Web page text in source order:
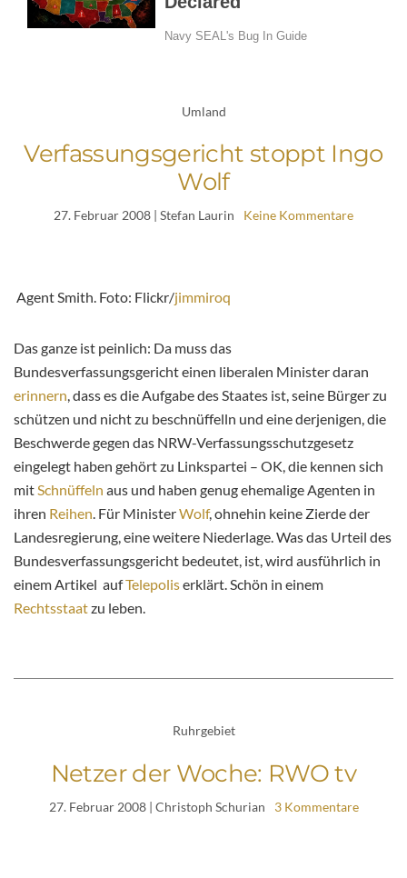
Umland
Verfassungsgericht stoppt Ingo
Wolf
27. Februar 2008 | Stefan Laurin Keine Kommentare
Agent Smith. Foto: Flickr/jimmiroq
Das ganze ist peinlich: Da muss das
Bundesverfassungsgericht einen liberalen Minister daran
erinnern, dass es die Aufgabe des Staates ist, seine Bürger zu
schützen und nicht zu beschnüffelln und eine derjenigen, die
Beschwerde gegen das NRW-Verfassungsschutzgesetz
eingelegt haben gehört zu Linkspartei – OK, die kennen sich
mitSchnüffeln aus und haben genug ehemalige Agenten in
ihren Reihen. Für MinisterWolf, ohnehin keine Zierde der
Landesregierung, eine weitere Niederlage. Was das Urteil des
Bundesverfassungsgericht bedeutet, ist, wird ausführlich in
einem Artikel aufTelepoliserklärt. Schön in einem
Rechtsstaatzu leben.
Ruhrgebiet
Netzer der Woche: RWO tv
27. Februar 2008| Christoph Schurian 3 Kommentare